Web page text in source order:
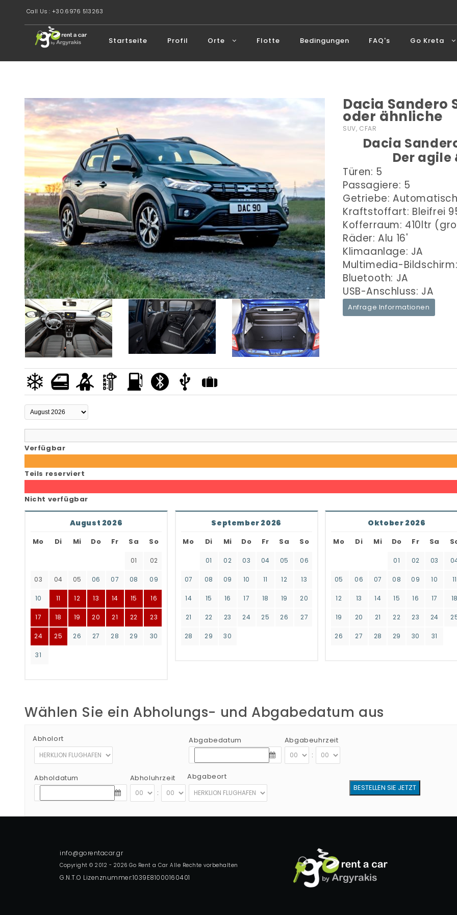
Call Us : +30.6976 513263
Startseite Profil Orte Flotte Bedingungen FAQ's Go Kreta
Dacia Sandero
oder ähnliche
SUV, CFAR
Dacia
Der agile
Türen: 5
Passagiere: 5
Getriebe:
Kraftstoffart: Bleifrei
Kofferraum: 410ltr
Räder: Alu 16'
Klimaanlage: JA
Multimedia-
Bluetooth: JA
USB-Anschluss: JA
Anfrage Informationen
Verfügbar
Teils reserviert
Nicht verfügbar
August 2026
Mo Di Mi Do Fr Sa So
01 02
03 04 05 06 07 08 09
10 11 12 13 14 15 16
17 18 19 20 21 22 23
24 25 26 27 28 29 30
31
September 2026
Mo Di Mi Do Fr Sa So
01 02 03 04 05 06
07 08 09 10 11 12 13
14 15 16 17 18 19 20
21 22 23 24 25 26 27
28 29 30
Oktober 2026
Mo Di Mi Do Fr Sa
01 02 03
05 06 07 08 09 10 11
12 13 14 15 16 17
19 20 21 22 23 24
26 27 28 29 30 31
Wählen Sie ein Abholungs- und Abgabedatum aus
Abholort
Abholdatum
Abholuhrzeit
:
Abgabedatum
Abgabeuhrzeit
:
Abgabeort
Copyright © 2012 - 2026 Go Rent a Car Alle Rechte vorbehalten
G.N.T.O Lizenznummer:1039E81000160401